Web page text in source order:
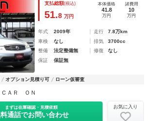
支払総額(税込)
51.8 万円
本体価格
41.8
万円
諸費用
10
万円
年式 2009年 走行
7.8万km
車検
なし 排気
3700cc
整備
法定整備無 修復
なし
保証
保証無
オプション見積り可 ローン仮審査
ＣＡＲ ＯＮ
まずは在庫確認・見積依頼
通話でお問い合わせ
お気に入り